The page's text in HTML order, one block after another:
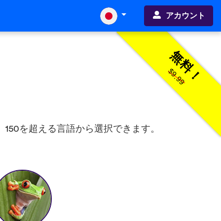
アカウント
無料！
$9.99
を超える言語から選択できます。